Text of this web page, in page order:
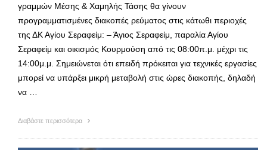
γραμμών Μέσης & Χαμηλής Τάσης θα γίνουν
προγραμματισμένες διακοπές ρεύματος στις κάτωθι περιοχές
της ΔΚ Αγίου Σεραφείμ: – Άγιος Σεραφείμ, παραλία Αγίου
Σεραφείμ και οικισμός Κουρμούση από τις 08:00π.μ. μέχρι τις
14:00μ.μ. Σημειώνεται ότι επειδή πρόκειται για τεχνικές εργασίες
μπορεί να υπάρξει μικρή μεταβολή στις ώρες διακοπής, δηλαδή
να …
Διαβάστε περισσότερα